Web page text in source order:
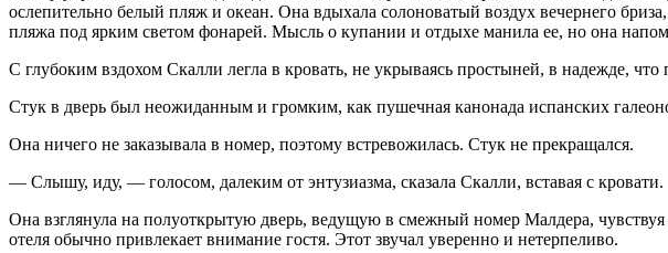
ослепительно белый пляж и океан. Она вдыхала солоноватый воздух вечернего
пляжа под ярким светом фонарей. Мысль о купании и отдыхе манила ее, но она
С глубоким вздохом Скалли легла в кровать, не укрываясь простыней, в надежде,
Стук в дверь был неожиданным и громким, как пушечная канонада испанских
Она ничего не заказывала в номер, поэтому встревожилась. Стук не прекращался.
— Слышу, иду, — голосом, далеким от энту­зиазма, сказала Скалли, вставая с кровати.
Она взглянула на полуоткрытую дверь, веду­щую в смежный номер Малдера,
отеля обычно привлекает внимание гостя. Этот звучал уверенно и нетерпеливо.